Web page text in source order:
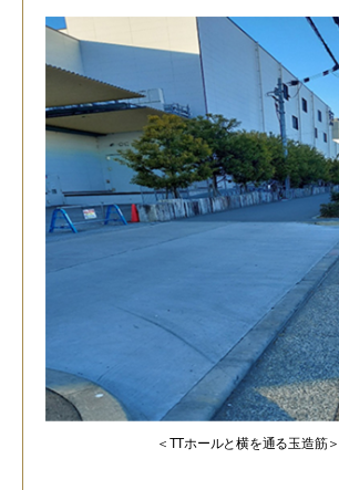
＜TTホールと横を通る玉造筋＞